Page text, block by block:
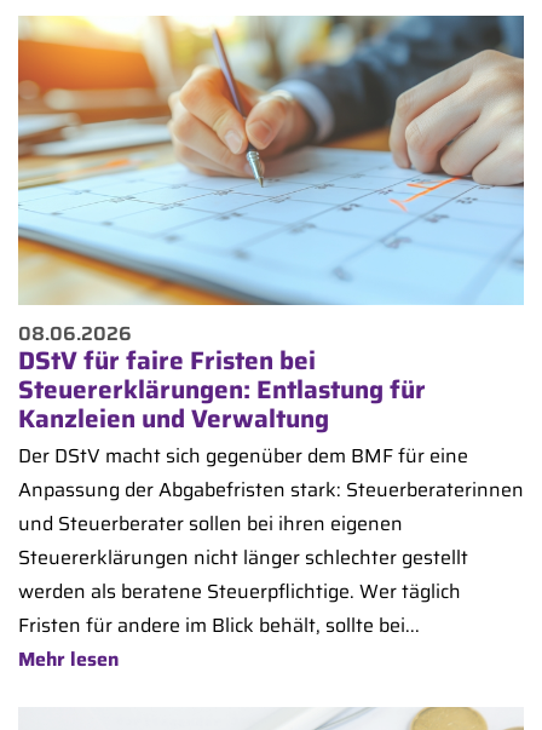
08.06.2026
DStV für faire Fristen bei
Steuererklärungen: Entlastung für
Kanzleien und Verwaltung
Der DStV macht sich gegenüber dem BMF für eine
Anpassung der Abgabefristen stark: Steuerberaterinnen
und Steuerberater sollen bei ihren eigenen
Steuererklärungen nicht länger schlechter gestellt
werden als beratene Steuerpflichtige. Wer täglich
Fristen für andere im Blick behält, sollte bei...
Mehr lesen